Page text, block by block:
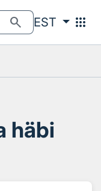
search EST apps
häbi